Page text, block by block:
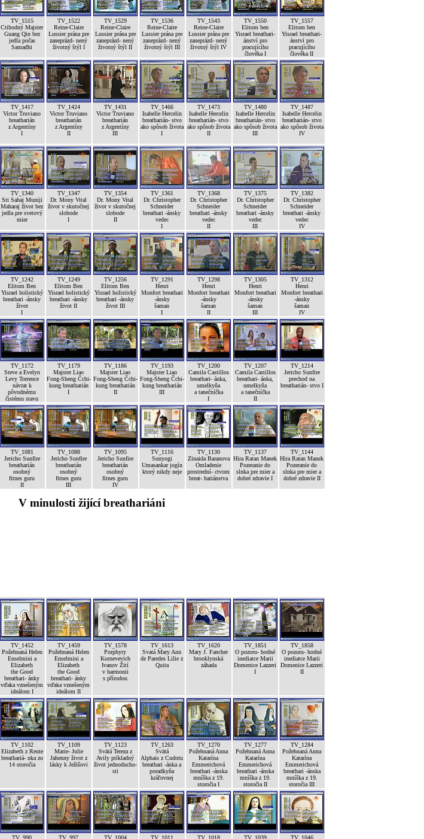
TV_1515
Ctihodný Majster
Guang Qin bez
jedla počas
Samadhi
TV_1522
Reine-Claire
Lussier prána pre
zaneprázd- nený
životný štýl I
TV_1529
Reine-Claire
Lussier prána pre
zaneprázd- nený
životný štýl II
TV_1536
Reine-Claire
Lussier prána pre
zaneprázd- nený
životný štýl III
TV_1543
Reine-Claire
Lussier prána pre
zaneprázd- nený
životný štýl IV
TV_1550
Elitom ben
Yisrael breathari-
ánství pro
pracujícího
člověka I
TV_1557
Elitom ben
Yisrael breathari-
ánství pro
pracujícího
člověka II
TV_1417
Victor Truviano
breatharián
z Argentíny
I
TV_1424
Victor Truviano
breatharián
z Argentíny
II
TV_1431
Victor Truviano
breatharián
z Argentíny
III
TV_1466
Isabelle Hercelin
breatharián- stvo
ako spôsob života
I
TV_1473
Isabelle Hercelin
breatharián- stvo
ako spôsob života
II
TV_1480
Isabelle Hercelin
breatharián- stvo
ako spôsob života
III
TV_1487
Isabelle Hercelin
breatharián- stvo
ako spôsob života
IV
TV_1340
Sri Sahaj Muniji
Maharaj život bez
jedla pre svetový
mier
TV_1347
Dr. Mony Vital
život v skutočnej
slobode
I
TV_1354
Dr. Mony Vital
život v skutočnej
slobode
II
TV_1361
Dr. Christopher
Schneider
breathari -ánsky
vedec
I
TV_1368
Dr. Christopher
Schneider
breathari -ánsky
vedec
II
TV_1375
Dr. Christopher
Schneider
breathari -ánsky
vedec
III
TV_1382
Dr. Christopher
Schneider
breathari -ánsky
vedec
IV
TV_1242
Elitom Ben
Yisrael holistický
breathari -ánsky
život
I
TV_1249
Elitom Ben
Yisrael holistický
breathari -ánsky
život II
TV_1256
Elitom Ben
Yisrael holistický
breathari -ánsky
život III
TV_1291
Henri
Monfort breathari
-ánsky
šaman
I
TV_1298
Henri
Monfort breathari
-ánsky
šaman
II
TV_1305
Henri
Monfort breathari
-ánsky
šaman
III
TV_1312
Henri
Monfort breathari
-ánsky
šaman
IV
TV_1172
Steve a Evelyn
Levy Torrence
návrat k
pôvodnému
čistému stavu
TV_1179
Majster Liao
Fong-Sheng Čchi-
kung breatharián
I
TV_1186
Majster Liao
Fong-Sheng Čchi-
kung breatharián
II
TV_1193
Majster Liao
Fong-Sheng Čchi-
kung breatharián
III
TV_1200
Camila Castillos
breathari- ánka,
umelkyňa
a tanečníčka
I
TV_1207
Camila Castillos
breathari- ánka,
umelkyňa
a tanečníčka
II
TV_1214
Jericho Sunfire
prechod na
breatharián- stvo I
TV_1081
Jericho Sunfire
breatharián
osobný
fitnes guru
II
TV_1088
Jericho Sunfire
breatharián
osobný
fitnes guru
III
TV_1095
Jericho Sunfire
breatharián
osobný
fitnes guru
IV
TV_1116
Sunyogi
Umasankar jogín
ktorý nikdy neje
TV_1130
Zinaida Baranova
Omladenie
prostrední- ctvom
breat- hariánstva
TV_1137
Hira Ratan Manek
Pozeranie do
slnka pre mier a
dobré zdravie I
TV_1144
Hira Ratan Manek
Pozeranie do
slnka pre mier a
dobré zdravie II
V minulosti žijící breathariáni
TV_1452
Požehnaná Helen
Enselmini a
Elizabeth
the Good
breathari- ánky
vďaka vznešeným
ideálom I
TV_1459
Požehnaná Helen
Enselmini a
Elizabeth
the Good
breathari- ánky
vďaka vznešeným
ideálom II
TV_1578
Porphyry
Kornevevich
Ivanov Žití
v harmonii
s přírodou
TV_1613
Svatá Mary Ann
de Paredes Lilie z
Quita
TV_1620
Mary J. Fancher
brooklynská
záhada
TV_1851
O pozoru- hodné
inediatce Marii
Domenice Lazzeri
I
TV_1858
O pozoru- hodné
inediatce Marii
Domenice Lazzeri
II
TV_1102
Elizabeth z Reute
breathariá- nka zo
14 storočia
TV_1109
Marie- Julie
Jahenny život z
lásky k Ježišovi
TV_1123
Svätá Tereza z
Avily príkladný
život jednoducho-
sti
TV_1263
Svätá
Alphais z Cudotu
breathari -ánka a
poradkyňa
kráľovnej
TV_1270
Požehnaná Anna
Katarína
Emmerichová
breathari -ánska
mníška z 19.
storočia I
TV_1277
Požehnaná Anna
Katarína
Emmerichová
breathari -ánska
mníška z 19.
storočia II
TV_1284
Požehnaná Anna
Katarína
Emmerichová
breathari -ánska
mníška z 19.
storočia III
TV_990 TV_997 TV_1004 TV_1011 TV_1018 TV_1039 TV_1046